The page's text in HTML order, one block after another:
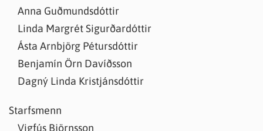
Anna Guðmundsdóttir
Linda Margrét Sigurðardóttir
Ásta Arnbjörg Pétursdóttir
Benjamín Örn Davíðsson
Dagný Linda Kristjánsdóttir
Starfsmenn
Vigfús Björnsson